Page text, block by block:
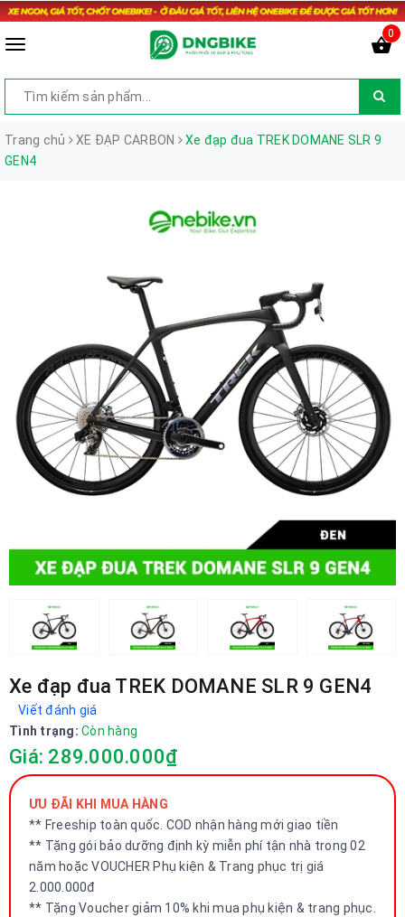
0
Trang chủ XE ĐẠP CARBON
Xe đạp đua TREK DOMANE SLR 9
GEN4
Xe đạp đua TREK DOMANE SLR 9 GEN4
Viết đánh giá
Tình trạng: Còn hàng
Giá: 289.000.000₫
ƯU ĐÃI KHI MUA HÀNG
** Freeship toàn quốc. COD nhận hàng mới giao tiền
** Tặng gói bảo dưỡng định kỳ miễn phí tận nhà trong 02
năm hoặc VOUCHER Phụ kiện & Trang phục trị giá
2.000.000đ
** Tặng Voucher giảm 10% khi mua phụ kiện & trang phục.